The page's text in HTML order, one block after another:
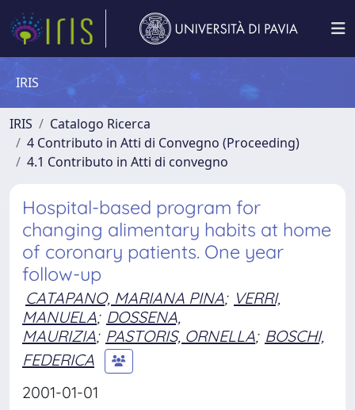
IRIS
IRIS
Catalogo Ricerca
4 Contributo in Atti di Convegno (Proceeding)
4.1 Contributo in Atti di convegno
Hospital-based program for
changing alimentary habits at home
of coronary patients. One year
follow-up
CATAPANO, MARIANA PINA; VERRI,
MANUELA; DOSSENA,
MAURIZIA; PASTORIS, ORNELLA; BOSCHI,
FEDERICA
2001-01-01